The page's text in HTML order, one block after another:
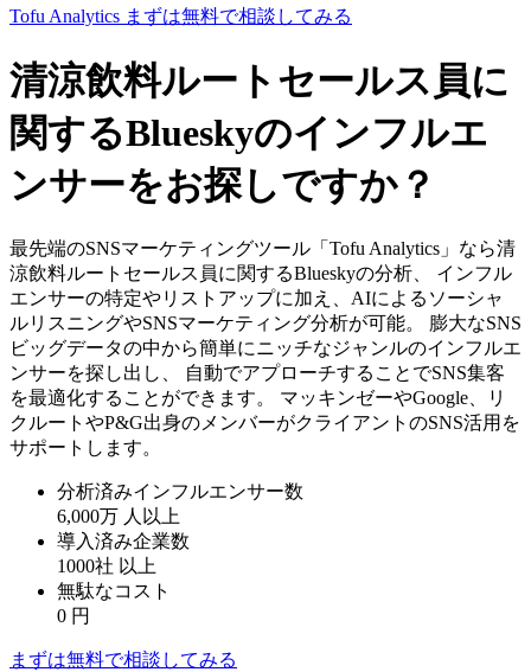
Tofu Analytics まずは無料で相談してみる
清涼飲料ルートセールス員に
関するBlueskyのインフルエ
ンサーをお探しですか？
最先端のSNSマーケティングツール「Tofu Analytics」なら清
涼飲料ルートセールス員に関するBlueskyの分析、 インフル
エンサーの特定やリストアップに加え、AIによるソーシャ
ルリスニングやSNSマーケティング分析が可能。 膨大なSNS
ビッグデータの中から簡単にニッチなジャンルのインフルエ
ンサーを探し出し、 自動でアプローチすることでSNS集客
を最適化することができます。 マッキンゼーやGoogle、リ
クルートやP&G出身のメンバーがクライアントのSNS活用を
サポートします。
分析済みインフルエンサー数
6,000万 人以上
導入済み企業数
1000社 以上
無駄なコスト
0 円
まずは無料で相談してみる